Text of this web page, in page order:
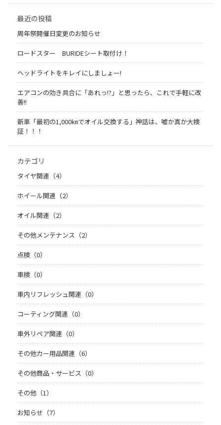
最近の投稿
周年祭開催日変更のお知らせ
ロードスター BURIDEシート取付け！
ヘッドライトをキレイにしましょー!
エアコンの効き具合に「あれっ!?」と思ったら、これで手軽に改
善!!
新車「最初の1,000㎞でオイル交換する」神話は、嘘か真か大検
証！！！
カテゴリ
タイヤ関連（4）
ホイール関連（2）
オイル関連（2）
その他メンテナンス（2）
点検（0）
車検（0）
車内リフレッシュ関連（0）
コーティング関連（0）
車外リペア関連（0）
その他カー用品関連（6）
その他商品・サービス（0）
その他（1）
お知らせ（7）